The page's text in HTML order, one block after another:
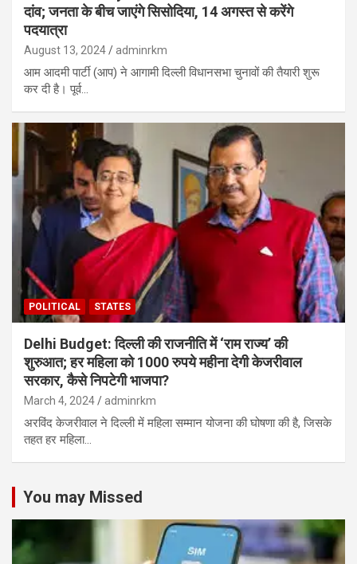
दांव; जनता के बीच जाएंगे सिसोदिया, 14 अगस्त से करेंगे
पदयात्रा
August 13, 2024 adminrkm
आम आदमी पार्टी (आप) ने आगामी दिल्ली विधानसभा चुनावों की तैयारी शुरू
कर दी है। पूर्व…
POLITICAL STATES
Delhi Budget: दिल्ली की राजनीति में ‘राम राज्य’ की
शुरुआत; हर महिला को 1000 रुपये महीना देगी केजरीवाल
सरकार, कैसे निपटेगी भाजपा?
March 4, 2024 adminrkm
अरविंद केजरीवाल ने दिल्ली में महिला सम्मान योजना की घोषणा की है, जिसके
तहत हर महिला…
You may Missed